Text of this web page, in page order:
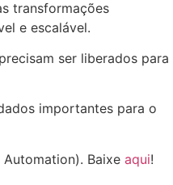
transformações
e escalável.
ser liberados para
importantes para o
Baixe aqui!